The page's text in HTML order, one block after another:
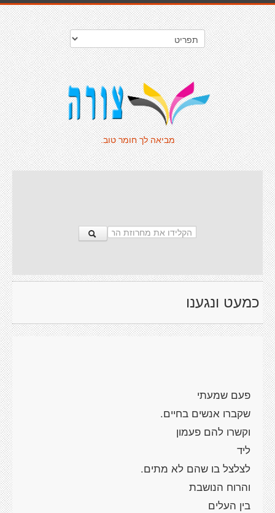
מביאה לך חומר טוב.
כמעט ונגענו
פעם שמעתי
שקברו אנשים בחיים.
וקשרו להם פעמון
ליד
לצלצל בו שהם לא מתים.
והרוח הנושבת
בין העלים